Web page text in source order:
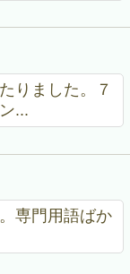
りました。７
...
専門用語ばか